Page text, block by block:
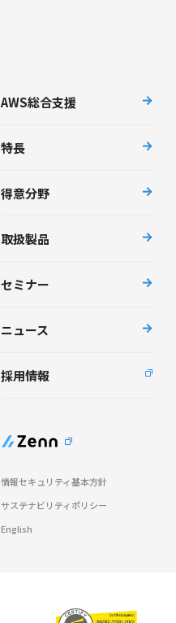
AWS総合支援
特長
得意分野
取扱製品
セミナー
ニュース
採用情報
情報セキュリティ基本方針
サステナビリティポリシー
English